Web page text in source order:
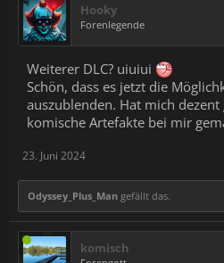
Hooky
Forenlegende
Weiterer DLC? uiuiui
Schön, dass es jetzt die
auszublenden. Hat mich
komische Artefakte bei mir
23. Juni 2024
Odyssey_Plus_Man gefällt das.
komisch